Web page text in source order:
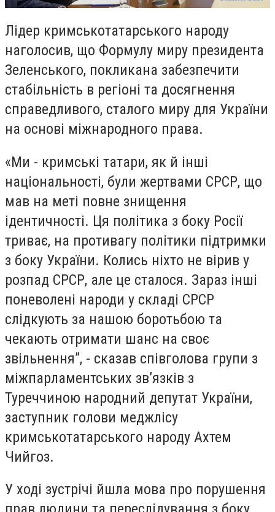
Лідер кримськотатарського народу
наголосив, що Формулу миру президента
Зеленського, покликана забезпечити
стабільність в регіоні та досягнення
справедливого, сталого миру для України
на основі міжнародного права.
«Ми - кримські татари, як й інші
національності, були жертвами СРСР, що
мав на меті повне знищення
ідентичності. Ця політика з боку Росії
триває, на противагу політики підтримки
з боку України. Колись ніхто не вірив у
розпад СРСР, але це сталося. Зараз інші
поневолені народи у складі СРСР
слідкують за нашою боротьбою та
чекають отримати шанс на своє
звільнення”, - сказав співголова групи з
міжпарламентських зв’язків з
Туреччиною народний депутат України,
заступник голови меджлісу
кримськотатарського народу Ахтем
Чийгоз.
У ході зустрічі йшла мова про порушення